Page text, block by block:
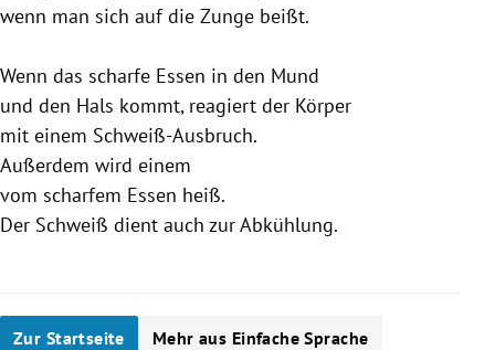
wenn man sich auf die Zunge beißt.
Wenn das scharfe Essen in den Mund
und den Hals kommt, reagiert der Körper
mit einem Schweiß-Ausbruch.
Außerdem wird einem
vom scharfem Essen heiß.
Der Schweiß dient auch zur Abkühlung.
Zur Startseite Mehr aus Einfache Sprache